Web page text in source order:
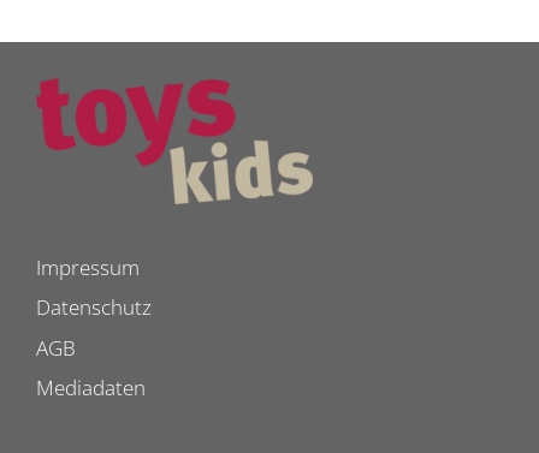
Impressum
Datenschutz
AGB
Mediadaten